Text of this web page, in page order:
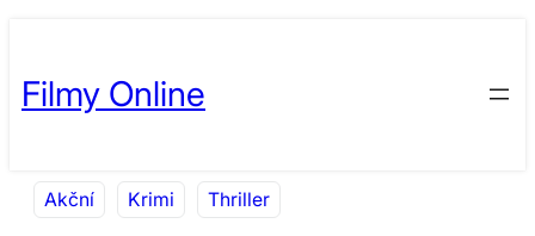
obsah
content
Filmy Online
Akční Krimi Thriller